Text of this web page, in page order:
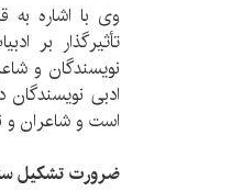
وی با اشاره به
تأثیرگذار بر
نویسندگان و
ادبی
است و شاعران و
ضرورت تشکیل